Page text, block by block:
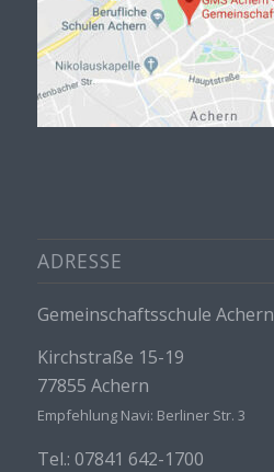
ADRESSE
Gemeinschaftsschule Achern
Kirchstraße 15-19
77855 Achern
Empfehlung Navi: Berliner Str. 3
Tel.: 07841 642-1700